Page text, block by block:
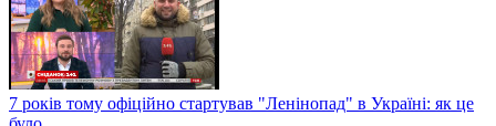
7 років тому офіційно стартував "Ленінопад" в Україні: як це